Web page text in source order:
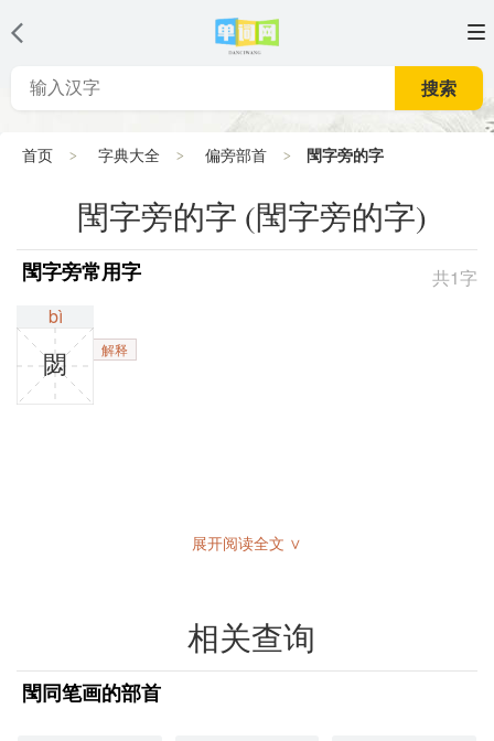
搜索
首页 字典大全 偏旁部首 閠字旁的字
閠字旁的字 (閠字旁的字)
共1字
閠字旁常用字
bì
閟 解释
展开阅读全文 ∨
相关查询
閠同笔画的部首